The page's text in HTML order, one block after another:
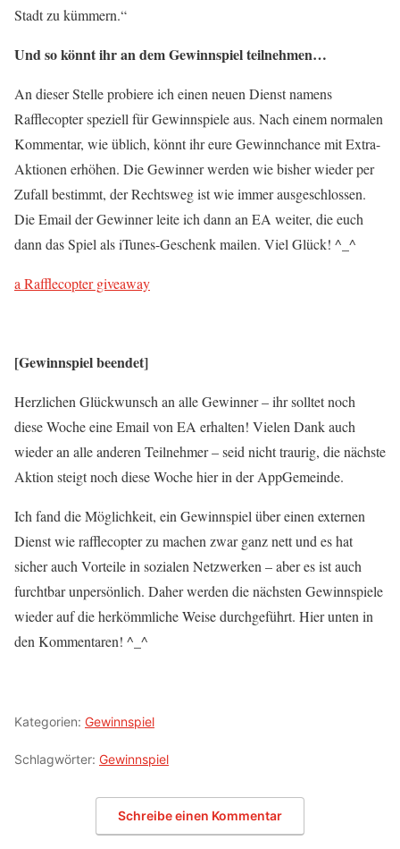
Stadt zu kümmern.“
Und so könnt ihr an dem Gewinnspiel teilnehmen…
An dieser Stelle probiere ich einen neuen Dienst namens
Rafflecopter speziell für Gewinnspiele aus. Nach einem normalen
Kommentar, wie üblich, könnt ihr eure Gewinnchance mit Extra-
Aktionen erhöhen. Die Gewinner werden wie bisher wieder per
Zufall bestimmt, der Rechtsweg ist wie immer ausgeschlossen.
Die Email der Gewinner leite ich dann an EA weiter, die euch
dann das Spiel als iTunes-Geschenk mailen. Viel Glück! ^_^
a Rafflecopter giveaway
[Gewinnspiel beendet]
Herzlichen Glückwunsch an alle Gewinner – ihr solltet noch
diese Woche eine Email von EA erhalten! Vielen Dank auch
wieder an alle anderen Teilnehmer – seid nicht traurig, die nächste
Aktion steigt noch diese Woche hier in der AppGemeinde.
Ich fand die Möglichkeit, ein Gewinnspiel über einen externen
Dienst wie rafflecopter zu machen zwar ganz nett und es hat
sicher auch Vorteile in sozialen Netzwerken – aber es ist auch
furchtbar unpersönlich. Daher werden die nächsten Gewinnspiele
wieder auf die herkömmliche Weise durchgeführt. Hier unten in
den Kommentaren! ^_^
Kategorien: Gewinnspiel
Schlagwörter: Gewinnspiel
Schreibe einen Kommentar